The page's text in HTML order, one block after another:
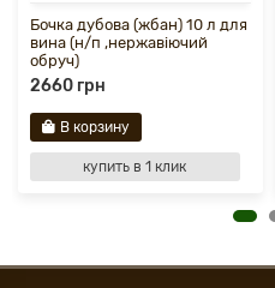
Бочка дубова (жбан) 10 л для
вина (н/п ,нержавіючий
обруч)
2660 грн
В корзину
купить в 1 клик